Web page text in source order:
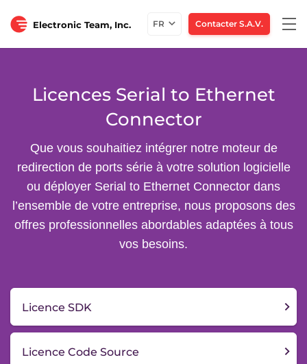
Electronic Team, Inc. FR Contacter S.A.V.
Licences Serial to Ethernet
Connector
Que vous souhaitiez intégrer notre moteur de
redirection de ports série à votre solution logicielle
ou déployer Serial to Ethernet Connector dans
l’ensemble de votre entreprise, nous proposons des
offres professionnelles abordables adaptées à tous
vos besoins.
Licence SDK
Licence Code Source